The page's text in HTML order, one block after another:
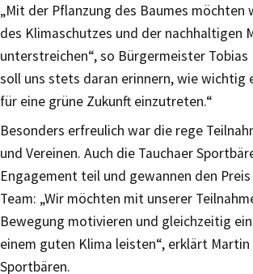
„Mit der Pflanzung des Baumes möchten
des Klimaschutzes und der nachhaltigen
unterstreichen“, so Bürgermeister Tobias
soll uns stets daran erinnern, wie wichtig
für eine grüne Zukunft einzutreten.“
Besonders erfreulich war die rege
und Vereinen. Auch die Tauchaer
Engagement teil und gewannen den
Team: „Wir möchten mit unserer
Bewegung motivieren und gleichzeitig
einem guten Klima leisten“, erklärt Martin
Sportbären.